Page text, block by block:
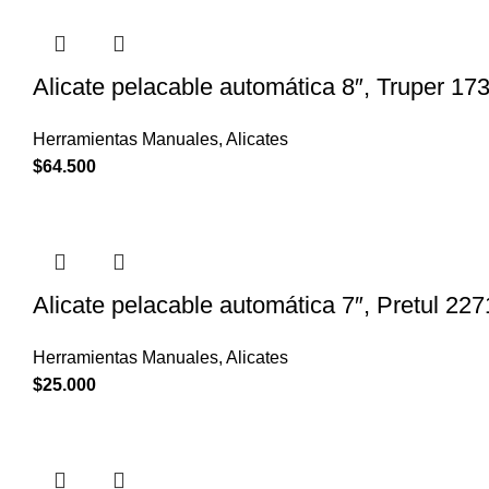
Alicate pelacable automática 8″, Truper
Herramientas Manuales, Alicates
$64.500
Alicate pelacable automática 7″, Pretul
Herramientas Manuales, Alicates
$25.000